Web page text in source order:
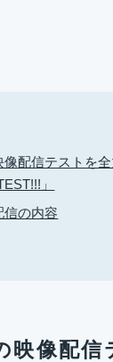
配信テストを
」
信の内容
映像配信